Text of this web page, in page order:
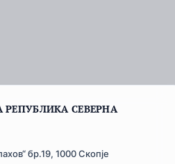
РЕПУБЛИКА СЕВЕРНА
бр.19, 1000 Скопје